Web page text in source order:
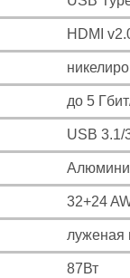
HDMI
до 5
USB 3.1/
32+24
луженая
87Вт